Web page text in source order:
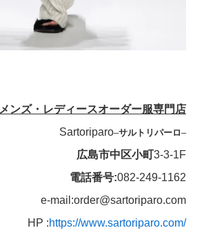
メンズ・レディースオーダー服専門店
Sartoriparo–サルトリパーロ–
広島市中区小町3-3-1F
電話番号:082-249-1162
e-mail:order@sartoriparo.com
HP :https://www.sartoriparo.com/